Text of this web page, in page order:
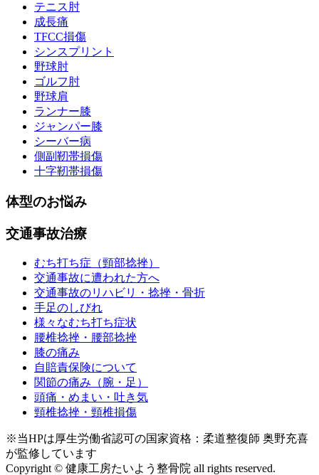
テニス肘
成長痛
TFCC損傷
シンスプリント
野球肘
ゴルフ肘
野球肩
ランナー膝
ジャンパー膝
シーバー病
側副靭帯損傷
十字靭帯損傷
体型のお悩み
交通事故治療
むち打ち症（頸部捻挫）
交通事故に遭われた方へ
交通事故のリハビリ・捻挫・骨折
手足のしびれ
様々なむち打ち症状
腰椎捻挫・腰部捻挫
膝の痛み
自賠責保険について
関節の痛み（腕・足）
頭痛・めまい・吐き気
頸椎捻挫・頸椎損傷
※当HPは厚生労働省認可の国家資格：柔道整復師 奥野充喜
が監修しています
Copyright © 健康工房たいよう整骨院 all rights reserved.